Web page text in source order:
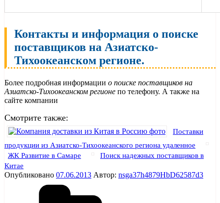
Контакты и информация о поиске
поставщиков на Азиатско-
Тихоокеанском регионе.
Более подробная информации о поиске поставщиков на
Азиатско-Тихоокеанском регионе по телефону. А также на
сайте компании
Смотрите также:
Поставки
продукции из Азиатско-Тихоокеанского региона удаленное
ЖК Развитие в Самаре
Поиск надежных поставщиков в
Китае
Опубликовано 07.06.2013 Автор: nsga37h4879HbD62587d3